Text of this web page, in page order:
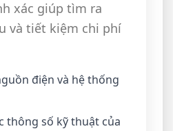
xác giúp tìm ra
và tiết kiệm chi phí
điện và hệ thống
thông số kỹ thuật của